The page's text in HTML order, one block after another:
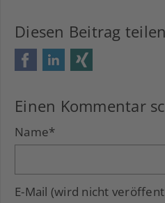
Diesen Beitrag teilen
FacebookLinkedIn
Einen Kommentar
Name*
E-Mail (wird nicht